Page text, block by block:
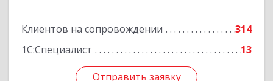
Клиентов на сопровождении
314
1С:Специалист
13
Отправить заявку
Отправить заявку